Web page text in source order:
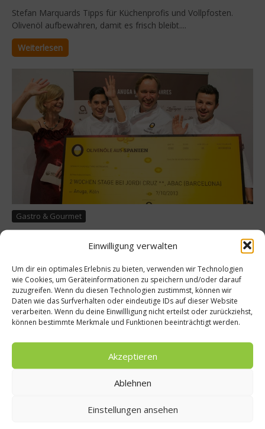
Einwilligung verwalten
Um dir ein optimales Erlebnis zu bieten, verwenden wir Technologien
wie Cookies, um Geräteinformationen zu speichern und/oder darauf
zuzugreifen. Wenn du diesen Technologien zustimmst, können wir
Daten wie das Surfverhalten oder eindeutige IDs auf dieser Website
verarbeiten. Wenn du deine Einwillligung nicht erteilst oder zurückziehst,
können bestimmte Merkmale und Funktionen beeinträchtigt werden.
Akzeptieren
Ablehnen
Einstellungen ansehen
Stefan Marquards Tipps für Küchenprofis und Vollpfosten.
Olivenöl aufbewahren, damit es frisch bleibt....
Weiterlesen
Gastro & Gourmet
Drei-Sterne-Koch Thomas Bühner vergab im Namen des
Zusammenschlusses “Olivenöle aus Spanien” den Preis für das
beste Tapa-Rezept auf der Anuga in Köln....
Weiterlesen